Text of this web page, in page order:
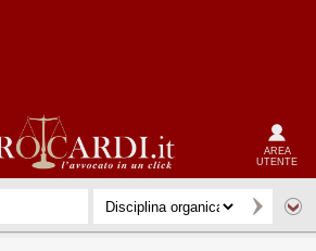
AREA
UTENTE